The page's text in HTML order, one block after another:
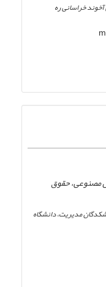
خراسانی ره
مصنوعی، حقوق
مدیریت، دانشگاه